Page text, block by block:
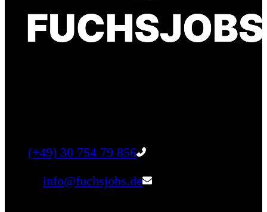
(+49) 30 754 79 856
info@fuchsjobs.de